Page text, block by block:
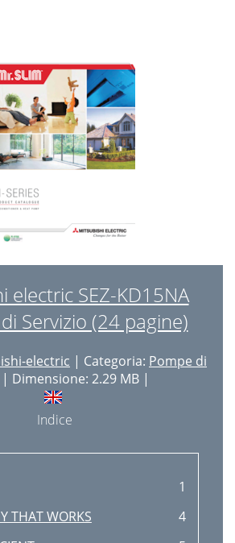
electric SEZ-KD15NA
Servizio (24 pagine)
electric | Categoria: Pompe di
| Dimensione: 2.29 MB |
Indice
1
THAT WORKS
4